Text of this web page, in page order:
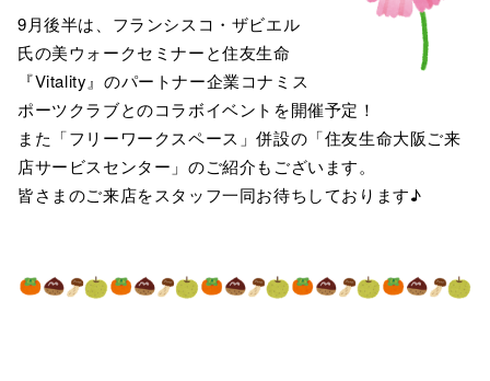
9月後半は、フランシスコ・ザビエル
氏の美ウォークセミナーと住友生命
『Vitality』のパートナー企業コナミス
ポーツクラブとのコラボイベントを開催予定！
また「フリーワークスペース」併設の「住友生命大阪ご来
店サービスセンター」のご紹介もございます。
皆さまのご来店をスタッフ一同お待ちしております♪